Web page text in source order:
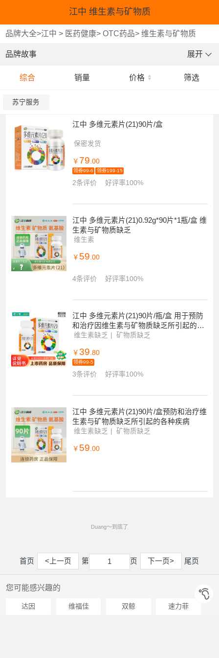
江中 维生素与矿物质
品牌大全>江中 > 医药健康>OTC药品>维生素与矿物质
品牌故事 展开
综合 销量 价格 筛选
苏宁服务
江中 多维元素片(21)90片/盒
保密发货
￥ 79.00
领券99-6 领券199-15
2条评价 好评率100%
江中 多维元素片(21)0.92g*90片*1瓶/盒 维
生素与矿物质缺乏
维生素
￥ 59 .00
4条评价 好评率100%
江中 多维元素片(21)90片/瓶/盒 用于预防
和治疗因维生素与矿物质缺乏所引起的各
种疾病
维生素缺乏 矿物质缺乏
￥ 39.80
领券99-5
3条评价 好评率100%
江中 多维元素片(21)90片/盒预防和治疗维
生素与矿物质缺乏所引起的各种疾病
维生素缺乏 矿物质缺乏
￥ 59 .00
Duang～到底了
首页 <上一页 第
1
1
页 下一页> 尾页
您可能感兴趣的
达因 维福佳 双鲸 速力菲